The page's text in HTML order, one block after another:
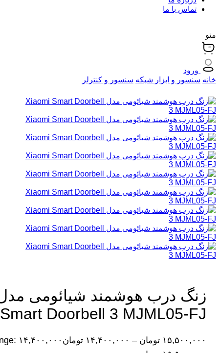
تماس با ما
منو
ورود
خانه سنسور و ابزار شبکه سنسور و کنترلر
Smart Doorbell 3 MJML05-FJ
۱۵,۵۰۰,۰۰۰ تومان – ۱۴,۴۰۰,۰۰۰ تومان